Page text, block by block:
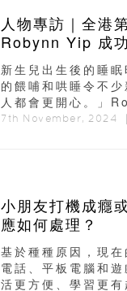
人物專訪｜全港
Robynn Yip 成
新生兒出生後的睡
的餵哺和哄睡令不
人都會更開心。」
7th November, 2024
小朋友打機成癮
應如何處理？
基於種種原因，現
電話、平板電腦和
活更方便、學習更